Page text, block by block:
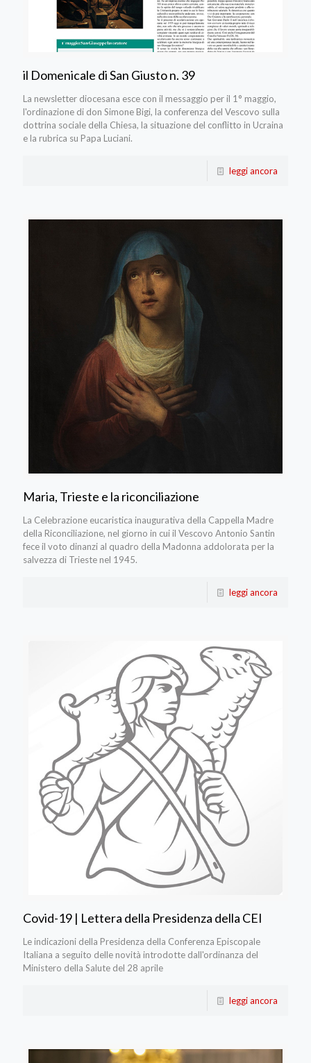
il Domenicale di San Giusto n. 39
La newsletter diocesana esce con il messaggio per il 1° maggio,
l'ordinazione di don Simone Bigi, la conferenza del Vescovo sulla
dottrina sociale della Chiesa, la situazione del conflitto in Ucraina
e la rubrica su Papa Luciani.
leggi ancora
Maria, Trieste e la riconciliazione
La Celebrazione eucaristica inaugurativa della Cappella Madre
della Riconciliazione, nel giorno in cui il Vescovo Antonio Santin
fece il voto dinanzi al quadro della Madonna addolorata per la
salvezza di Trieste nel 1945.
leggi ancora
Covid-19 | Lettera della Presidenza della CEI
Le indicazioni della Presidenza della Conferenza Episcopale
Italiana a seguito delle novità introdotte dall'ordinanza del
Ministero della Salute del 28 aprile
leggi ancora